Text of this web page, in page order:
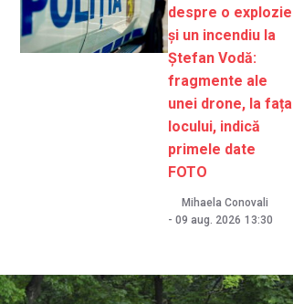
despre o explozie
și un incendiu la
Ștefan Vodă:
fragmente ale
unei drone, la fața
locului, indică
primele date
FOTO
Mihaela Conovali
- 09 aug. 2026 13:30